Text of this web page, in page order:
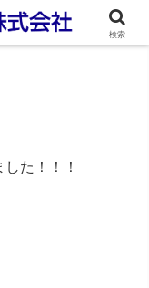
印刷
た！！！
検索